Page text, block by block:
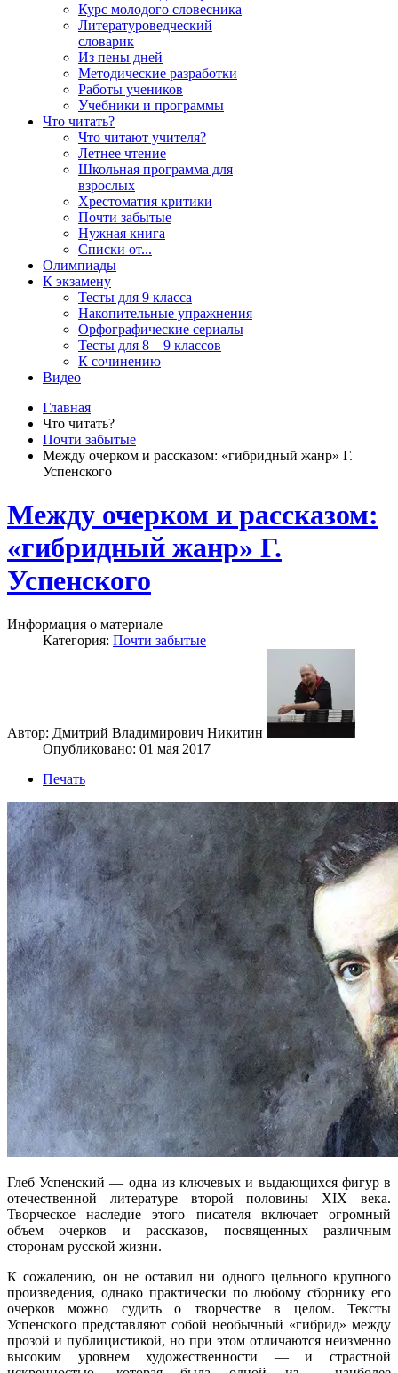
Курс молодого словесника
Литературоведческий
словарик
Из пены дней
Методические разработки
Работы учеников
Учебники и программы
Что читать?
Что читают учителя?
Летнее чтение
Школьная программа для
взрослых
Хрестоматия критики
Почти забытые
Нужная книга
Списки от...
Олимпиады
К экзамену
Тесты для 9 класса
Накопительные упражнения
Орфографические сериалы
Тесты для 8 – 9 классов
К сочинению
Видео
Главная
Что читать?
Почти забытые
Между очерком и рассказом: «гибридный жанр» Г.
Успенского
Между очерком и рассказом:
«гибридный жанр» Г.
Успенского
Информация о материале
Категория: Почти забытые
Автор: Дмитрий Владимирович Никитин
Опубликовано: 01 мая 2017
Печать
Глеб Успенский — одна из ключевых и выдающихся фигур в
отечественной литературе второй половины XIX века.
Творческое наследие этого писателя включает огромный
объем очерков и рассказов, посвященных различным
сторонам русской жизни.
К сожалению, он не оставил ни одного цельного крупного
произведения, однако практически по любому сборнику его
очерков можно судить о творчестве в целом. Тексты
Успенского представляют собой необычный «гибрид» между
прозой и публицистикой, но при этом отличаются неизменно
высоким уровнем художественности — и страстной